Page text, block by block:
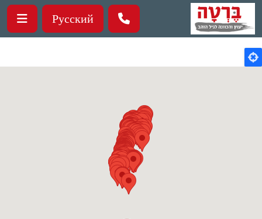
דילוג לתוכן העיקרי
Русский